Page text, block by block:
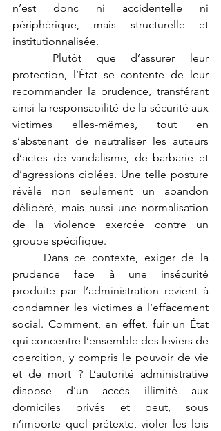
n’est donc ni accidentelle ni
périphérique, mais structurelle et
institutionnalisée.
protection, l’État se contente de leur
recommander la prudence, transférant
ainsi la responsabilité de la sécurité aux
victimes elles-mêmes, tout en
s’abstenant de neutraliser les auteurs
d’actes de vandalisme, de barbarie et
d’agressions ciblées. Une telle posture
révèle non seulement un abandon
délibéré, mais aussi une normalisation
de la violence exercée contre un
groupe spécifique.
prudence face à une insécurité
produite par l’administration revient à
condamner les victimes à l’effacement
social. Comment, en effet, fuir un État
qui concentre l’ensemble des leviers de
coercition, y compris le pouvoir de vie
et de mort ? L’autorité administrative
dispose d’un accès illimité aux
domiciles privés et peut, sous
n’importe quel prétexte, violer les lois